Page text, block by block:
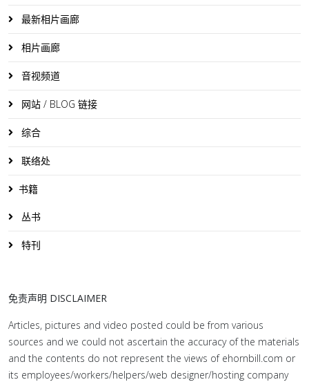
最新相片画廊
相片画廊
音视频道
网站 / BLOG 链接
综合
联络处
书籍
丛书
特刊
免责声明 DISCLAIMER
Articles, pictures and video posted could be from various
sources and we could not ascertain the accuracy of the materials
and the contents do not represent the views of ehornbill.com or
its employees/workers/helpers/web designer/hosting company